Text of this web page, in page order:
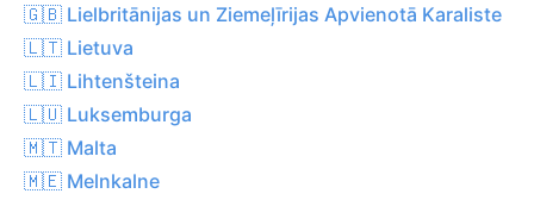
🇬🇧 Lielbritānijas un Ziemeļīrijas Apvienotā Karaliste
🇱🇹 Lietuva
🇱🇮 Lihtenšteina
🇱🇺 Luksemburga
🇲🇹 Malta
🇲🇪 Melnkalne